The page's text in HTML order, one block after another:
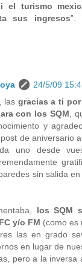
el turismo
sus ingresos”.
24/5/09
las gracias a ti
con los SQM ,
y
de aniversario
uno desde
sin salida
los SQM
y/o FM (como es
las en grado
en lugar de
pero a la inversa